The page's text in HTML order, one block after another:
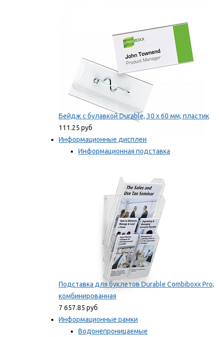
Бейдж с булавкой Durable, 30 х 60 мм, пластик
111.25 руб
Информационные дисплеи
Информационная подставка
Подставка для буклетов Durable Combiboxx Pro,
комбинированная
7 657.85 руб
Информационные рамки
Водонепроницаемые